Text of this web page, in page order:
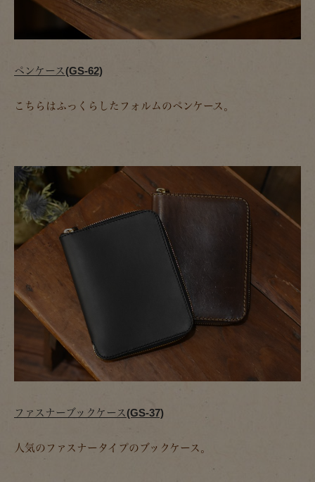
ペンケース(GS-62)
こちらはふっくらしたフォルムのペンケース。
ファスナーブックケース(GS-37)
人気のファスナータイプのブックケース。